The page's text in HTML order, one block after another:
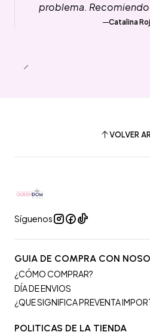
problema.
Catalina
VOLVER
Síguenos
GUIA DE COMPRA CON
¿CÓMO COMPRAR?
DÍA DE ENVIOS
¿QUE SIGNIFICA PREVENTA
POLITICAS DE LA TIENDA